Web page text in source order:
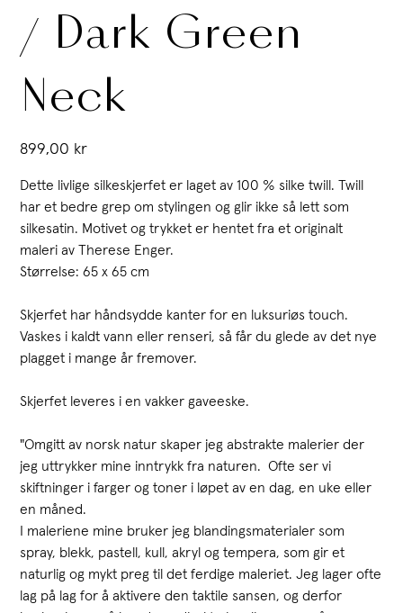
/ Dark Green
Neck
899,00 kr
Dette livlige silkeskjerfet er laget av 100 % silke twill. Twill
har et bedre grep om stylingen og glir ikke så lett som
silkesatin. Motivet og trykket er hentet fra et originalt
maleri av Therese Enger.
Størrelse: 65 x 65 cm
Skjerfet har håndsydde kanter for en luksuriøs touch.
Vaskes i kaldt vann eller renseri, så får du glede av det nye
plagget i mange år fremover.
Skjerfet leveres i en vakker gaveeske.
"Omgitt av norsk natur skaper jeg abstrakte malerier der
jeg uttrykker mine inntrykk fra naturen. Ofte ser vi
skiftninger i farger og toner i løpet av en dag, en uke eller
en måned.
I maleriene mine bruker jeg blandingsmaterialer som
spray, blekk, pastell, kull, akryl og tempera, som gir et
naturlig og mykt preg til det ferdige maleriet. Jeg lager ofte
lag på lag for å aktivere den taktile sansen, og derfor